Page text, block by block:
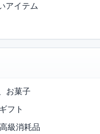
アイテム
お菓子
フト
級消耗品